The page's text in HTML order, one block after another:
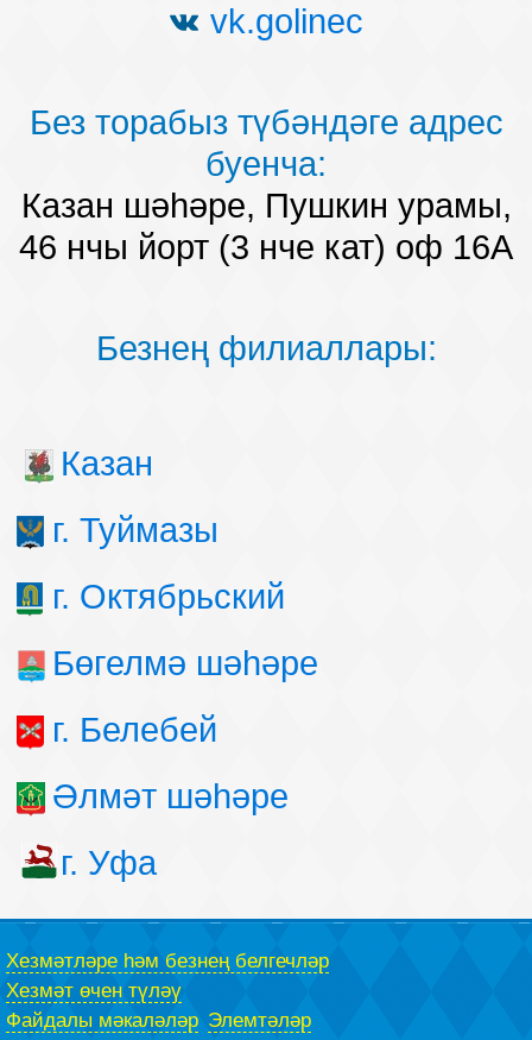
vk.golinec
Без торабыз түбәндәге адрес
буенча:
Казан шәһәре, Пушкин урамы,
46 нчы йорт (3 нче кат) оф 16А
Безнең филиаллары:
Казан
г. Туймазы
г. Октябрьский
Бөгелмә шәһәре
г. Белебей
Әлмәт шәһәре
г. Уфа
Хезмәтләре һәм безнең белгечләр
Хезмәт өчен түләү
Файдалы мәкаләләр Элемтәләр